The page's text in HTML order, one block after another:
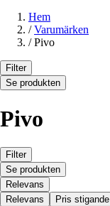
Hem
/ Varumärken
/ Pivo
Filter
Se produkten
Pivo
Filter
Se produkten
Relevans
Relevans
Pris stigande